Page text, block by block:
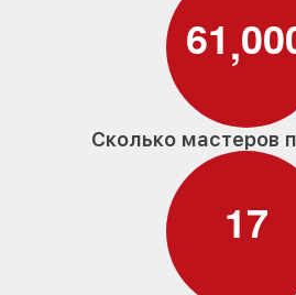
61,00
Сколько мастеров
17